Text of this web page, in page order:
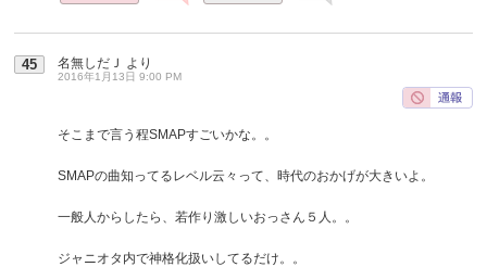
45 名無しだＪ より
2016年1月13日 9:00 PM
そこまで言う程SMAPすごいかな。。
SMAPの曲知ってるレベル云々って、時代のおかげが大きいよ。
一般人からしたら、若作り激しいおっさん５人。。
ジャニオタ内で神格化扱いしてるだけ。。